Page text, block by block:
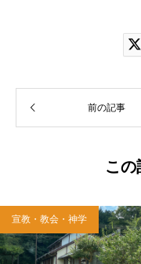

前の記事
この
宣教・教会・神学